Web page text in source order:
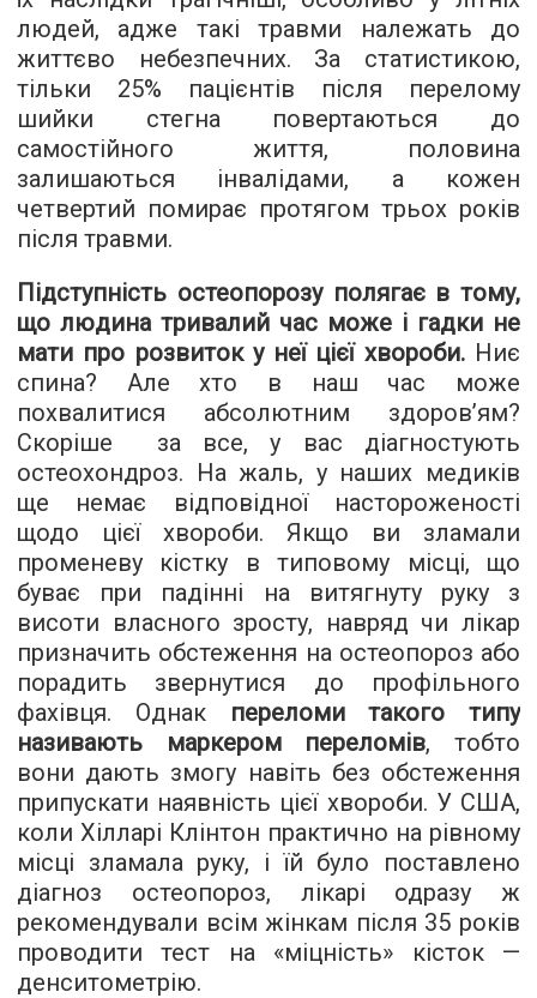
людей, адже такі травми належать до
життєво небезпечних. За статистикою,
тільки 25% пацієнтів після перелому
шийки стегна повертаються до
самостійного життя, половина
залишаються інвалідами, а кожен
четвертий помирає протягом трьох років
після травми.
Підступність остеопорозу полягає в тому,
що людина тривалий час може і гадки не
мати про розвиток у неї цієї хвороби.Ниє
спина? Але хто в наш час може
похвалитися абсолютним здоров’ям?
Скоріше за все, у вас діагностують
остеохондроз. На жаль, у наших медиків
ще немає відповідної настороженості
щодо цієї хвороби. Якщо ви зламали
променеву кістку в типовому місці, що
буває при падінні на витягнуту руку з
висоти власного зросту, навряд чи лікар
призначить обстеження на остеопороз або
порадить звернутися до профільного
фахівця. Однак
переломи такого типу
називають маркером переломів, тобто
вони дають змогу навіть без обстеження
припускати наявність цієї хвороби. У США,
коли Хілларі Клінтон практично на рівному
місці зламала руку, і їй було поставлено
діагноз остеопороз, лікарі одразу ж
рекомендували всім жінкам після 35 років
проводити тест на «міцність» кісток —
денситометрію.